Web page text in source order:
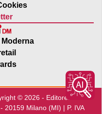
© 2026 - Editore:Edra
20159 Milano (MI) | P. IVA